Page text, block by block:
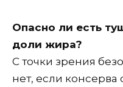
Опасно ли есть
доли жира?
С точки зрения
нет, если консерва